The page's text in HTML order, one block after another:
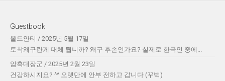
Guestbook
올드안티 / 2025년 5월 17일
토착왜구란게 대체 뭡니까? 왜구 후손인가요? 실제로 한국인 중에...
암흑대장군 / 2025년 2월 23일
건강하시지요? ^^ 오랫만에 안부 전하고 갑니다 (꾸벅)